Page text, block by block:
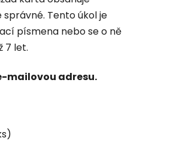
Tento úkol je
písmena nebo se o ně
7 let.
mailovou adresu.